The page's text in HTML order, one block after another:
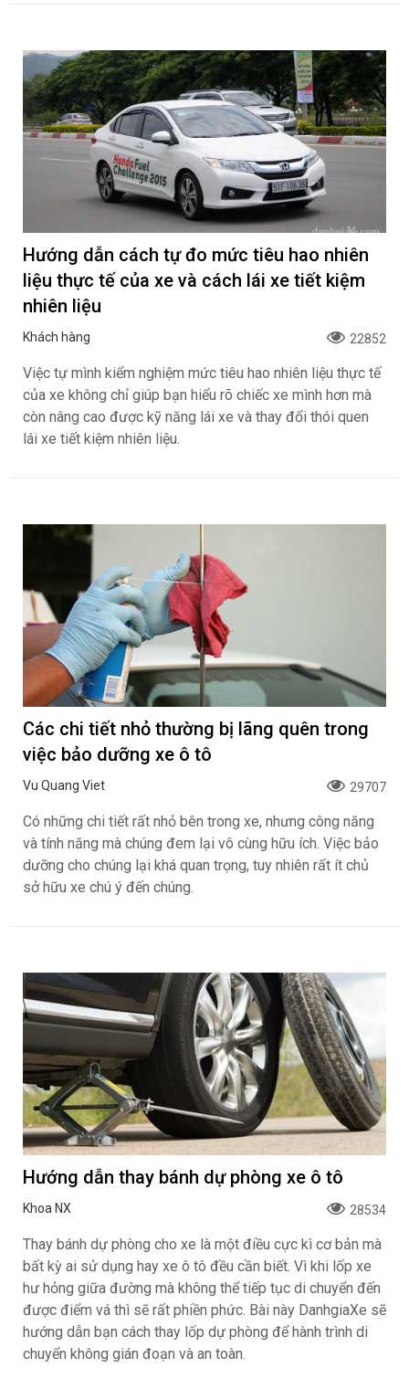
Hướng dẫn cách tự đo mức tiêu hao nhiên
liệu thực tế của xe và cách lái xe tiết kiệm
nhiên liệu
Khách hàng 22852
Việc tự mình kiểm nghiệm mức tiêu hao nhiên liệu thực tế
của xe không chỉ giúp bạn hiểu rõ chiếc xe mình hơn mà
còn nâng cao được kỹ năng lái xe và thay đổi thói quen
lái xe tiết kiệm nhiên liệu.
Các chi tiết nhỏ thường bị lãng quên trong
việc bảo dưỡng xe ô tô
Vu Quang Viet 29707
Có những chi tiết rất nhỏ bên trong xe, nhưng công năng
và tính năng mà chúng đem lại vô cùng hữu ích. Việc bảo
dưỡng cho chúng lại khá quan trọng, tuy nhiên rất ít chủ
sở hữu xe chú ý đến chúng.
Hướng dẫn thay bánh dự phòng xe ô tô
Khoa NX 28534
Thay bánh dự phòng cho xe là một điều cực kì cơ bản mà
bất kỳ ai sử dụng hay xe ô tô đều cần biết. Vì khi lốp xe
hư hỏng giữa đường mà không thể tiếp tục di chuyển đến
được điểm vá thì sẽ rất phiền phức. Bài này DanhgiaXe sẽ
hướng dẫn bạn cách thay lốp dự phòng để hành trình di
chuyển không gián đoạn và an toàn.